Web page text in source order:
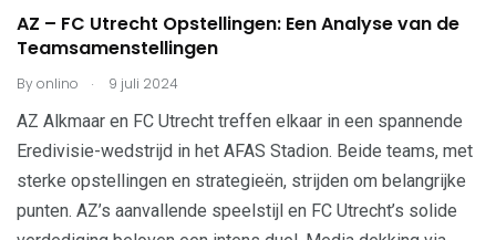
AZ – FC Utrecht Opstellingen: Een Analyse van de
Teamsamenstellingen
Byonlino . 9 juli 2024
AZ Alkmaar en FC Utrecht treffen elkaar in een spannende
Eredivisie-wedstrijd in het AFAS Stadion. Beide teams, met
sterke opstellingen en strategieën, strijden om belangrijke
punten. AZ’s aanvallende speelstijl en FC Utrecht’s solide